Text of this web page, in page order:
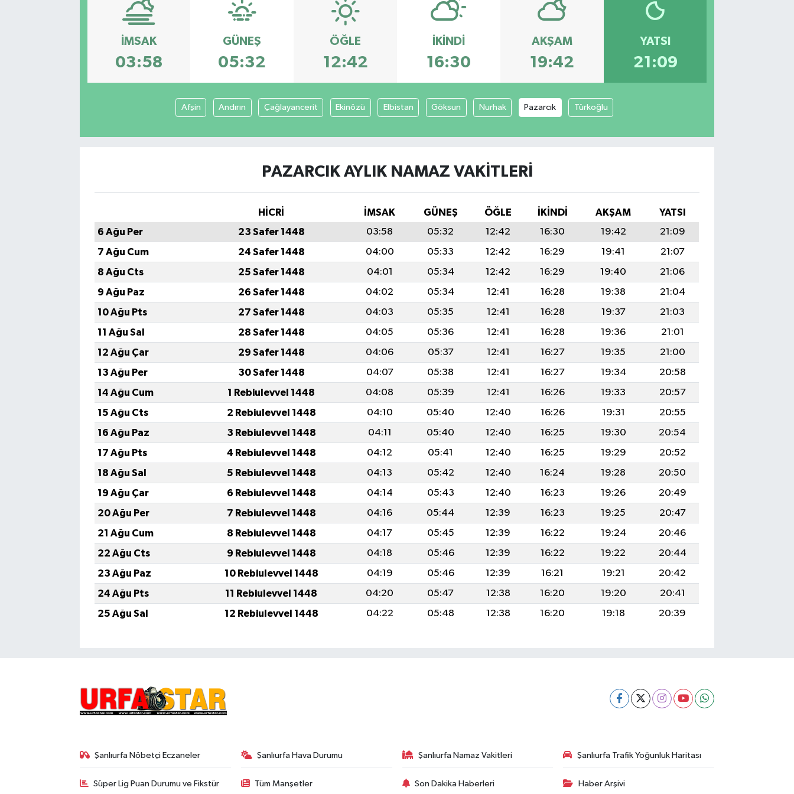
İMSAK
03:58
GÜNEŞ
05:32
ÖĞLE
12:42
İKINDI
16:30
AKŞAM
19:42
YATSI
21:09
Afşin Andırın Çağlayancerit Ekinözü Elbistan Göksun Nurhak Pazarcık Türkoğlu
PAZARCIK AYLIK NAMAZ VAKITLERI
HİCRİ İMSAK GÜNEŞ ÖĞLE İKINDI AKŞAM
YATSI
6 Ağu Per
23 Safer 1448 03:58 05:32 12:42 16:30 19:42
21:09
7 Ağu Cum
24 Safer 1448 04:00 05:33 12:42 16:29 19:41
21:07
8 Ağu Cts
25 Safer 1448 04:01 05:34 12:42 16:29 19:40
21:06
9 Ağu Paz
26 Safer 1448 04:02 05:34 12:41 16:28 19:38
21:04
10 Ağu Pts
27 Safer 1448 04:03 05:35 12:41 16:28 19:37
21:03
11 Ağu Sal
28 Safer 1448 04:05 05:36 12:41 16:28 19:36
21:01
12 Ağu Çar
29 Safer 1448 04:06 05:37 12:41 16:27 19:35
21:00
13 Ağu Per
30 Safer 1448 04:07 05:38 12:41 16:27 19:34
20:58
14 Ağu Cum
1 Rebiulevvel 1448 04:08 05:39 12:41 16:26 19:33
20:57
15 Ağu Cts
2 Rebiulevvel 1448 04:10 05:40 12:40 16:26 19:31
20:55
16 Ağu Paz
3 Rebiulevvel 1448 04:11 05:40 12:40 16:25 19:30
20:54
17 Ağu Pts
4 Rebiulevvel 1448 04:12 05:41 12:40 16:25 19:29
20:52
18 Ağu Sal
5 Rebiulevvel 1448 04:13 05:42 12:40 16:24 19:28
20:50
19 Ağu Çar
6 Rebiulevvel 1448 04:14 05:43 12:40 16:23 19:26
20:49
20 Ağu Per
7 Rebiulevvel 1448 04:16 05:44 12:39 16:23 19:25
20:47
21 Ağu Cum
8 Rebiulevvel 1448 04:17 05:45 12:39 16:22 19:24
20:46
22 Ağu Cts
9 Rebiulevvel 1448 04:18 05:46 12:39 16:22 19:22
20:44
23 Ağu Paz
10 Rebiulevvel 1448 04:19 05:46 12:39 16:21 19:21
20:42
24 Ağu Pts
11 Rebiulevvel 1448 04:20 05:47 12:38 16:20 19:20
20:41
25 Ağu Sal
12 Rebiulevvel 1448 04:22 05:48 12:38 16:20 19:18 20:39
Şanlıurfa Nöbetçi Eczaneler Şanlıurfa Hava Durumu Şanlıurfa Namaz Vakitleri Şanlıurfa Trafik Yoğunluk Haritası
Süper Lig Puan Durumu ve Fikstür Tüm Manşetler Son Dakika Haberleri Haber Arşivi